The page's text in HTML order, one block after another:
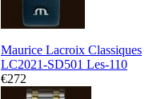
Maurice Lacroix Classiques
LC2021-SD501 Les-110
€272